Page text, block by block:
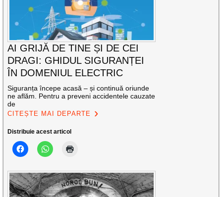
AI GRIJĂ DE TINE ȘI DE CEI
DRAGI: GHIDUL SIGURANȚEI
ÎN DOMENIUL ELECTRIC
Siguranța începe acasă – și continuă oriunde
ne aflăm. Pentru a preveni accidentele cauzate
de
CITEȘTE MAI DEPARTE
Distribuie acest articol